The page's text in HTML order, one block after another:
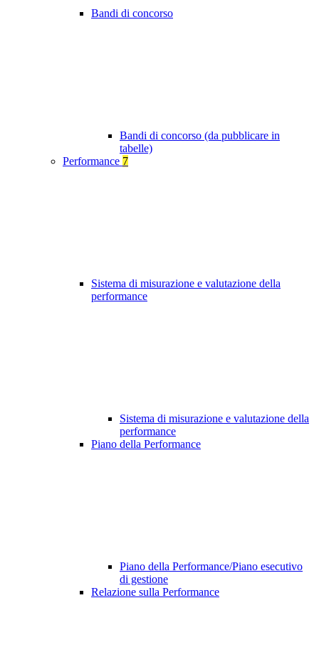
Bandi di concorso
Bandi di concorso (da pubblicare in
tabelle)
Performance 7
Sistema di misurazione e valutazione della
performance
Sistema di misurazione e valutazione della
performance
Piano della Performance
Piano della Performance/Piano esecutivo
di gestione
Relazione sulla Performance